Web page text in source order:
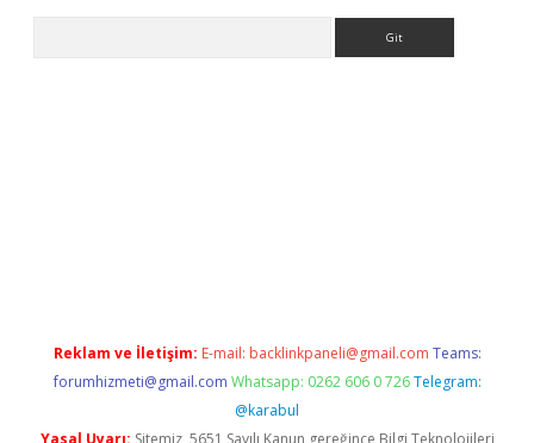
Reklam ve İletişim: E-mail: backlinkpaneli@gmail.com Teams:
forumhizmeti@gmail.com Whatsapp: 0262 606 0 726 Telegram:
@karabul
Yasal Uyarı: Sitemiz, 5651 Sayılı Kanun gereğince Bilgi Teknolojileri